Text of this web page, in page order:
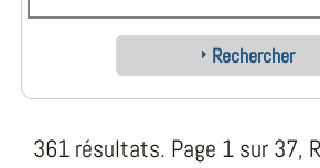
Rechercher
361 résultats. Page 1 sur 37,